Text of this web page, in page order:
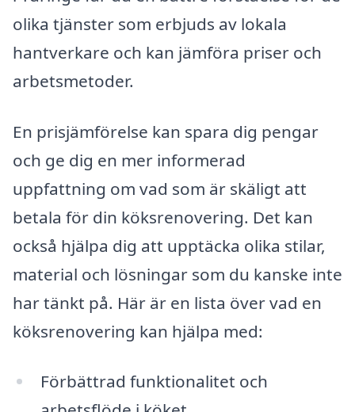
olika tjänster som erbjuds av lokala
hantverkare och kan jämföra priser och
arbetsmetoder.
En prisjämförelse kan spara dig pengar
och ge dig en mer informerad
uppfattning om vad som är skäligt att
betala för din köksrenovering. Det kan
också hjälpa dig att upptäcka olika stilar,
material och lösningar som du kanske inte
har tänkt på. Här är en lista över vad en
köksrenovering kan hjälpa med:
Förbättrad funktionalitet och